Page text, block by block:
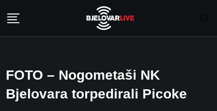
FOTO – Nogometaši NK
Bjelovara torpedirali Picoke